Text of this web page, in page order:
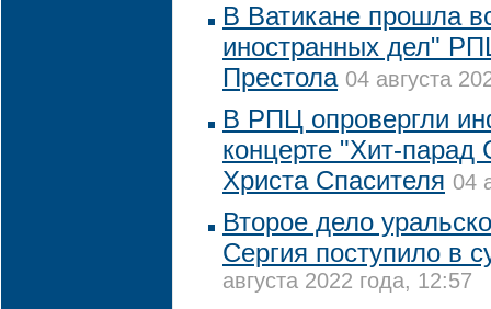
В Ватикане прошла
иностранных дел"
Престола 04 августа
В РПЦ опровергли
концерте "Хит-
Христа Спасителя 04
Второе дело
Сергия поступило в
августа 2022 года, 12:57